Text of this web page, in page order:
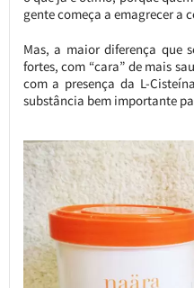
gente começa a emagrecer a
Mas, a maior diferença que
fortes, com “cara” de mais
com a presença da L-
substância bem importante